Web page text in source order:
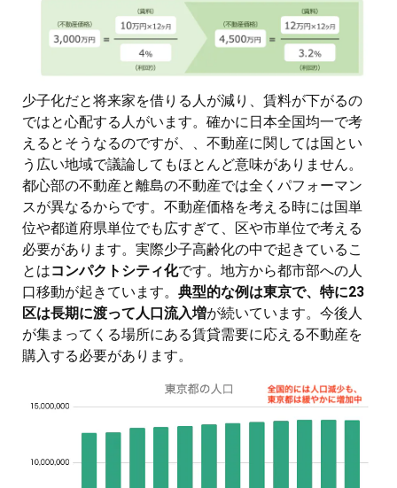
少子化だと将来家を借りる人が減り、賃料が下がるの
ではと心配する人がいます。確かに日本全国均一で考
えるとそうなるのですが、、不動産に関しては国とい
う広い地域で議論してもほとんど意味がありません。
都心部の不動産と離島の不動産では全くパフォーマン
スが異なるからです。不動産価格を考える時には国単
位や都道府県単位でも広すぎて、区や市単位で考える
必要があります。実際少子高齢化の中で起きているこ
とはコンパクトシティ化です。地方から都市部への人
口移動が起きています。 典型的な例は東京で、特に23
区は長期に渡って人口流入増が続いています。今後人
が集まってくる場所にある賃貸需要に応える不動産を
購入する必要があります。